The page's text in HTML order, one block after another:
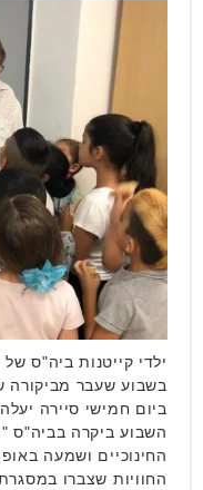
ילדי קייטנות ביה"ס
בשבוע שעבר מביקורה
ביום חמישי סיירה
השבוע ביקרה בביה"ס
החינוכיים ושמעה
החוויות שצברו